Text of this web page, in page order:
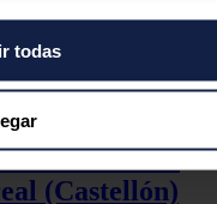
su ubicación geográfica
metros
activamente
digitales)
todas
su
en su
(Castellón)